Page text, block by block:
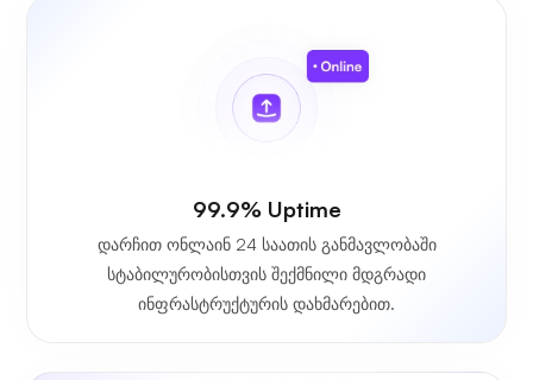
99.9% Uptime
დარჩით ონლაინ 24 საათის განმავლობაში
სტაბილურობისთვის შექმნილი მდგრადი
ინფრასტრუქტურის დახმარებით.